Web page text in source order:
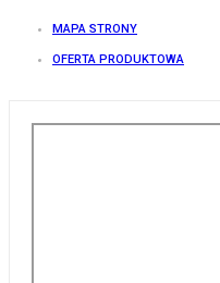
MAPA STRONY
OFERTA PRODUKTOWA